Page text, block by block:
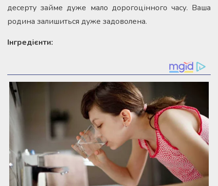
десерту займе дуже мало дорогоцінного часу. Ваша
родина залишиться дуже задоволена.
Інгредієнти: